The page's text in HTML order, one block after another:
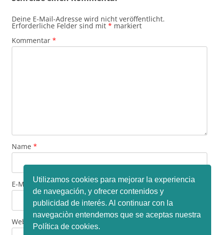
Utilizamos cookies para mejorar la experiencia
de navegación, y ofrecer contenidos y
publicidad de interés. Al continuar con la
navegaciòn entendemos que se aceptas nuestra
Política de cookies.
Deine E-Mail-Adresse wird nicht veröffentlicht.
Erforderliche Felder sind mit * markiert
Kommentar *
Name *
E-Mail-Adresse*
Website